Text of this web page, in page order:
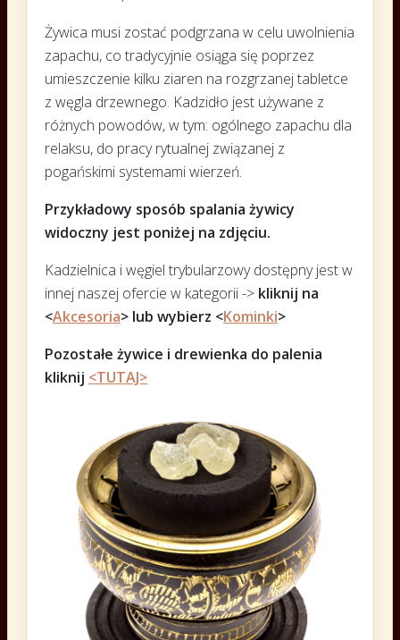
Żywica musi zostać podgrzana w celu uwolnienia
zapachu, co tradycyjnie osiąga się poprzez
umieszczenie kilku ziaren na rozgrzanej tabletce
z węgla drzewnego. Kadzidło jest używane z
różnych powodów, w tym: ogólnego zapachu dla
relaksu, do pracy rytualnej związanej z
pogańskimi systemami wierzeń.
Przykładowy sposób spalania żywicy
widoczny jest poniżej na zdjęciu.
Kadzielnica i węgiel trybularzowy dostępny jest w
innej naszej ofercie w kategorii -> kliknij na
<Akcesoria> lub wybierz <Kominki>
Pozostałe żywice i drewienka do palenia
kliknij <TUTAJ>